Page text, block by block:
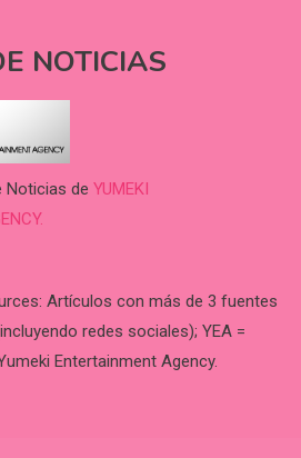
NOTICIAS
Noticias de YUMEKI
Artículos con más de 3 fuentes
redes sociales); YEA =
Entertainment Agency.